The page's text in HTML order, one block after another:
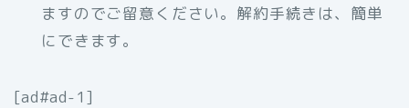
ますのでご留意ください。解約手続きは、簡単
にできます。
[ad#ad-1]